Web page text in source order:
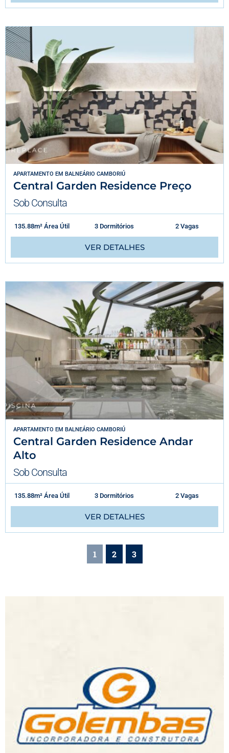
APARTAMENTO EM BALNEÁRIO CAMBORIÚ
Central Garden Residence Preço
Sob Consulta
135.88m² Área Útil 3 Dormitórios 2 Vagas
VER DETALHES
APARTAMENTO EM BALNEÁRIO CAMBORIÚ
Central Garden Residence Andar
Alto
Sob Consulta
135.88m² Área Útil 3 Dormitórios 2 Vagas
VER DETALHES
1 2 3